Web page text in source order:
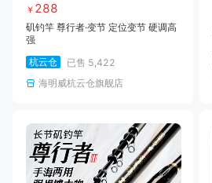
￥ 288
矶钓竿 尊行者·变节 定位变节 硬调高
强
杭云仓
已售 5,422
海明威杭云仓旗舰店